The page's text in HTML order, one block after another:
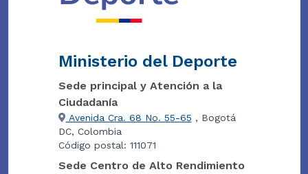
Ministerio del Deporte
Sede principal y Atención a la
Ciudadanía
Avenida Cra. 68 No. 55-65 , Bogotá
DC, Colombia
Código postal: 111071
Sede Centro de Alto Rendimiento